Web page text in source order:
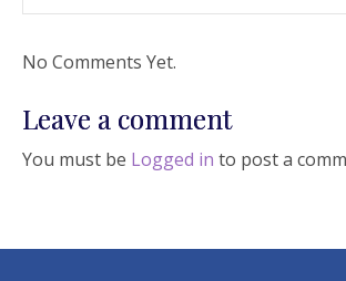
No Comments Yet.
Leave a comment
You must be Logged in to post a